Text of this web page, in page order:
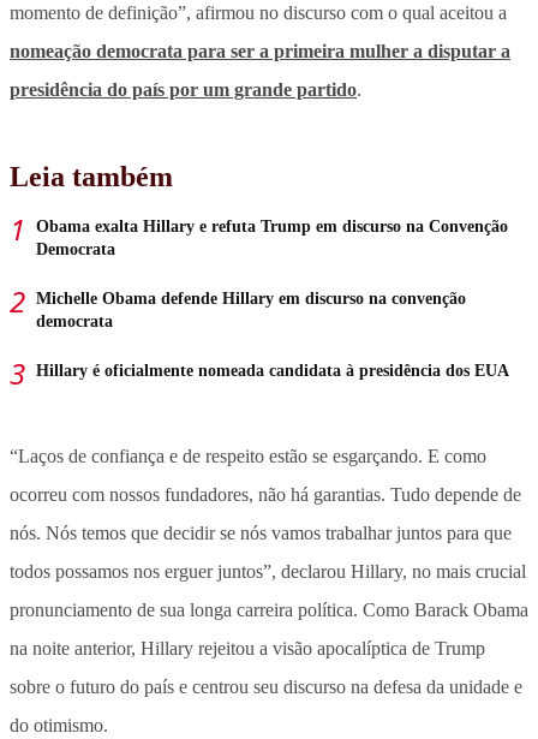
momento de definição”, afirmou no discurso com o qual aceitou a
nomeação democrata para ser a primeira mulher a disputar a
presidência do país por um grande partido.
Leia também
Obama exalta Hillary e refuta Trump em discurso na Convenção
Democrata
Michelle Obama defende Hillary em discurso na convenção
democrata
Hillary é oficialmente nomeada candidata à presidência dos EUA
“Laços de confiança e de respeito estão se esgarçando. E como
ocorreu com nossos fundadores, não há garantias. Tudo depende de
nós. Nós temos que decidir se nós vamos trabalhar juntos para que
todos possamos nos erguer juntos”, declarou Hillary, no mais crucial
pronunciamento de sua longa carreira política. Como Barack Obama
na noite anterior, Hillary rejeitou a visão apocalíptica de Trump
sobre o futuro do país e centrou seu discurso na defesa da unidade e
do otimismo.